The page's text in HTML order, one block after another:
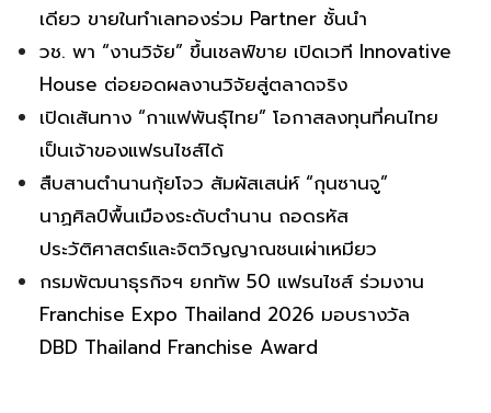
เดียว ขายในทำเลทองร่วม Partner ชั้นนำ
วช. พา “งานวิจัย” ขึ้นเชลฟ์ขาย เปิดเวที Innovative
House ต่อยอดผลงานวิจัยสู่ตลาดจริง
เปิดเส้นทาง “กาแฟพันธุ์ไทย” โอกาสลงทุนที่คนไทย
เป็นเจ้าของแฟรนไชส์ได้
สืบสานตำนานกุ้ยโจว สัมผัสเสน่ห์ “กุนซานจู”
นาฏศิลป์พื้นเมืองระดับตำนาน ถอดรหัส
ประวัติศาสตร์และจิตวิญญาณชนเผ่าเหมียว
กรมพัฒนาธุรกิจฯ ยกทัพ 50 แฟรนไชส์ ร่วมงาน
Franchise Expo Thailand 2026 มอบรางวัล
DBD Thailand Franchise Award